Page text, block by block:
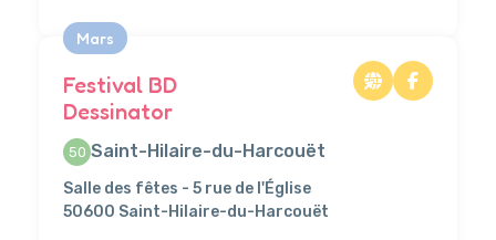
Mars
Festival BD
Dessinator
50 Saint-Hilaire-du-Harcouët
Salle des fêtes - 5 rue de l'Église
50600 Saint-Hilaire-du-Harcouët